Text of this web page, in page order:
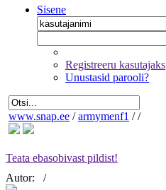
Sisene
Registreeru kasutajaks
Unustasid parooli?
www.snap.ee / armymenf1 / /
Teata ebasobivast pildist!
Autor:
/